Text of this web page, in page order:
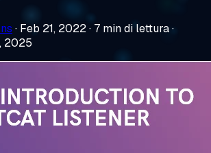
· Feb 21, 2022· 7 min di lettura·
2025